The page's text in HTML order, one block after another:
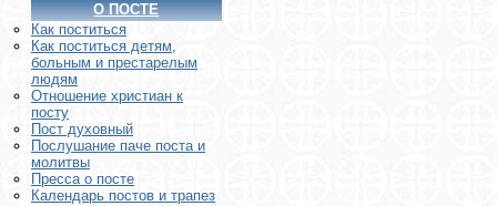
О ПОСТЕ
Как поститься
Как поститься детям,
больным и престарелым
людям
Отношение христиан к
посту
Пост духовный
Послушание паче поста и
молитвы
Пресса о посте
Календарь постов и трапез